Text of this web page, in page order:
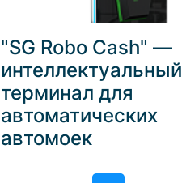
"SG Robo Cash" —
интеллектуальный
терминал для
автоматических
автомоек